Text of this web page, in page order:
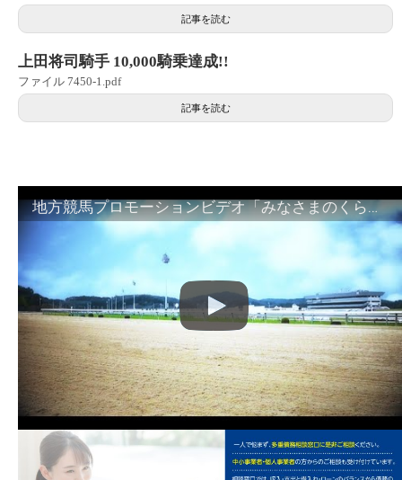
記事を読む
上田将司騎手 10,000騎乗達成!!
ファイル 7450-1.pdf
記事を読む
地方競馬プロモーションビデオ「みなさまのくらしのために」30秒篇｜NAR公式